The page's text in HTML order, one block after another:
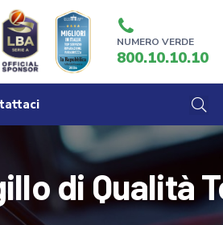
NUMERO VERDE
800.10.10.10
di Qualità